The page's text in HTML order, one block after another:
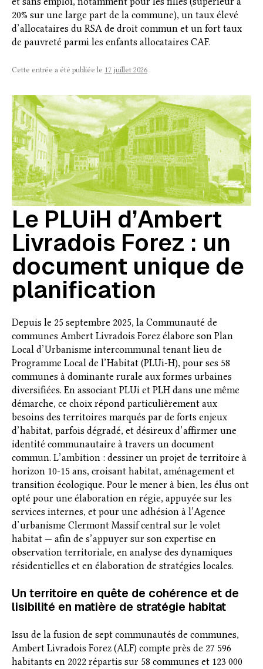
20% sur une large part de la commune), un taux élevé
d’allocataires du RSA de droit commun et un fort taux
de pauvreté parmi les enfants allocataires CAF.
Cette entrée a été publiée le 17 juillet 2026 .
Le PLUiH d’Ambert
Livradois Forez : un
document unique de
planification
Depuis le 25 septembre 2025, la Communauté de
communes Ambert Livradois Forez élabore son Plan
Local d’Urbanisme intercommunal tenant lieu de
Programme Local de l’Habitat (PLUi-H), pour ses 58
communes à dominante rurale aux formes urbaines
diversifiées. En associant PLUi et PLH dans une même
démarche, ce choix répond particulièrement aux
besoins des territoires marqués par de forts enjeux
d’habitat, parfois dégradé, et désireux d’affirmer une
identité communautaire à travers un document
commun. L’ambition : dessiner un projet de territoire à
horizon 10-15 ans, croisant habitat, aménagement et
transition écologique. Pour le mener à bien, les élus ont
opté pour une élaboration en régie, appuyée sur les
services internes, et pour une adhésion à l’Agence
d’urbanisme Clermont Massif central sur le volet
habitat — afin de s’appuyer sur son expertise en
observation territoriale, en analyse des dynamiques
résidentielles et en élaboration de stratégies locales.
Un territoire en quête de cohérence et de
lisibilité en matière de stratégie habitat
Issu de la fusion de sept communautés de communes,
Ambert Livradois Forez (ALF) compte près de 27 596
habitants en 2022 répartis sur 58 communes et 123 000